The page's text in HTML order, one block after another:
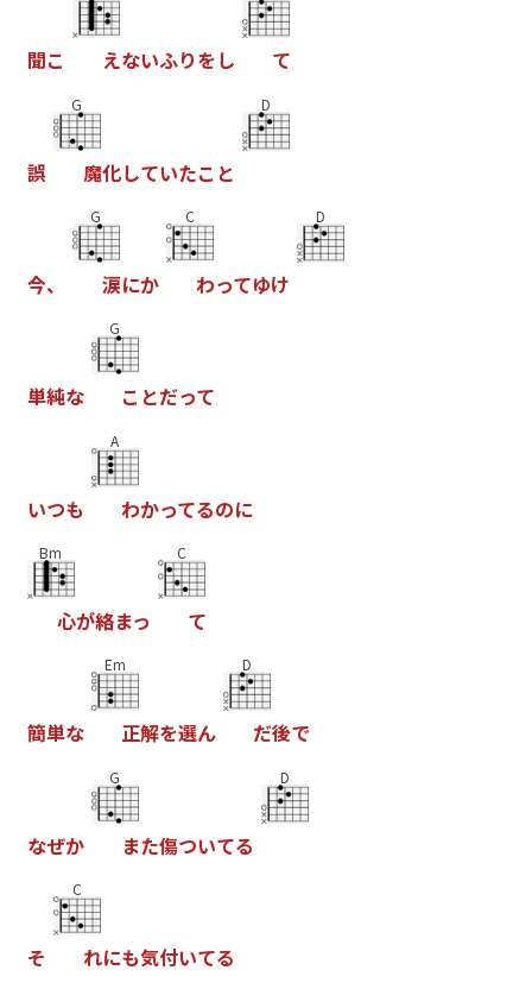
聞こ えないふりをし て
誤
G
魔化していたこ と
D
今、
G
涙にか
C
わってゆけ
D
単純な
G
こ とだって
いつも
A
わかってるのに
Bm
心が絡まっ
C
て
簡単な
Em
正解を選ん
D
だ後で
なぜか
G
また傷ついてる
D
そ
C
れにも気付いてる